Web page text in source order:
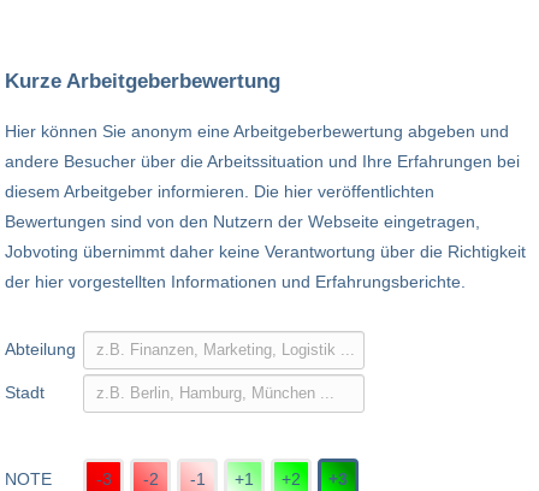
Kurze Arbeitgeberbewertung
Hier können Sie anonym eine Arbeitgeberbewertung abgeben und
andere Besucher über die Arbeitssituation und Ihre Erfahrungen bei
diesem Arbeitgeber informieren. Die hier veröffentlichten
Bewertungen sind von den Nutzern der Webseite eingetragen,
Jobvoting übernimmt daher keine Verantwortung über die Richtigkeit
der hier vorgestellten Informationen und Erfahrungsberichte.
Abteilung
Stadt
NOTE -3 -2 -1 +1 +2 +3